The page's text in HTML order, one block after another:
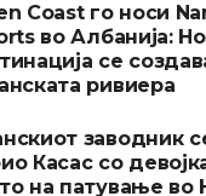
Coast го носи
во Албанија:
се
ривиера
заводник
Касас со
на патување во